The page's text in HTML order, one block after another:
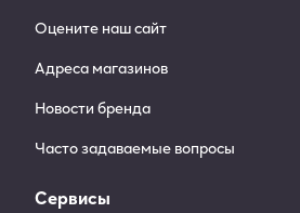
Оцените наш сайт
Адреса магазинов
Новости бренда
Часто задаваемые вопросы
Сервисы